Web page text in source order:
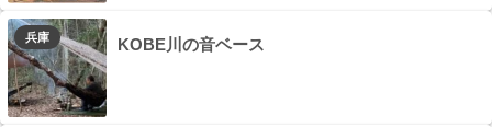
KOBE川の音ベース
兵庫